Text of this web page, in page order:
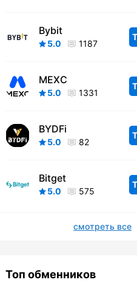
Bybit
5.0 1187
MEXC
5.0 1331
BYDFi
5.0 82
Bitget
5.0 575
смотреть все
Топ обменников